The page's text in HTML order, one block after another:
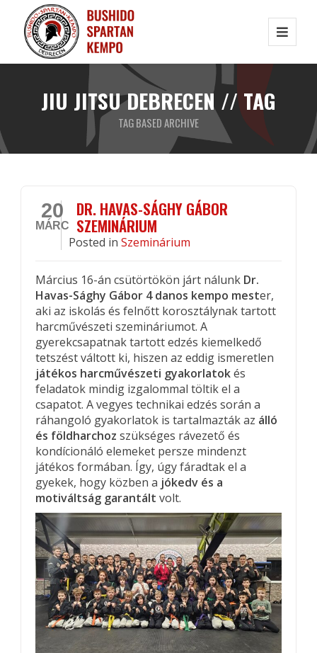
JIU JITSU DEBRECEN // TAG
TAG BASED ARCHIVE
20
MÁRC
DR. HAVAS-SÁGHY GÁBOR
SZEMINÁRIUM
Posted inSzeminárium
Március 16-án csütörtökön járt nálunk Dr.
Havas-Sághy Gábor 4 danos kempo mester,
aki az iskolás és felnőtt korosztálynak tartott
harcművészeti szemináriumot. A
gyerekcsapatnak tartott edzés kiemelkedő
tetszést váltott ki, hiszen az eddig ismeretlen
játékos harcművészeti gyakorlatokés
feladatok mindig izgalommal töltik el a
csapatot. A vegyes technikai edzés során a
ráhangoló gyakorlatok is tartalmazták az álló
és földharchoz szükséges rávezető és
kondícionáló elemeket persze mindenzt
játékos formában. Így, úgy fáradtak el a
gyekek, hogy közben a jókedv és a
motiváltság garantált volt.